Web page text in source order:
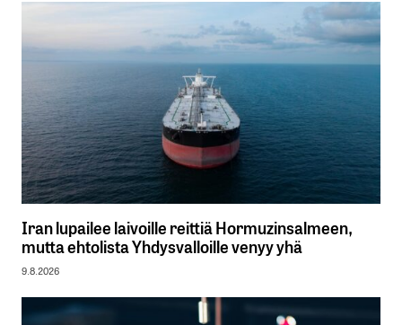
Iran lupailee laivoille reittiä Hormuzinsalmeen,
mutta ehtolista Yhdysvalloille venyy yhä
9.8.2026